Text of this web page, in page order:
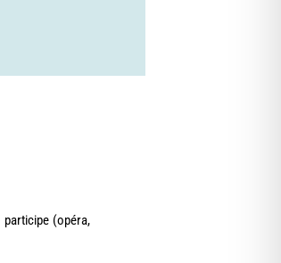
participe (opéra,